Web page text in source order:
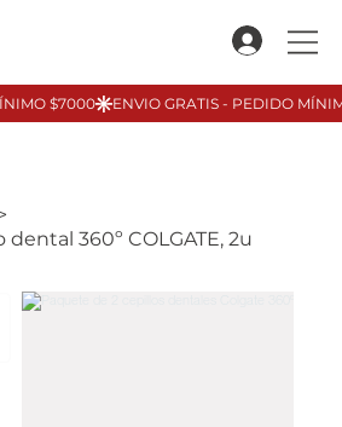
dental 360º COLGATE, 2u